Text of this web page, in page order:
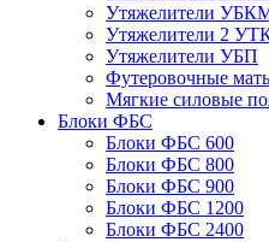
Утяжелители
Утяжелители 2
Утяжелители УБП
Футеровочные
Мягкие силовые
Блоки ФБС
Блоки ФБС 600
Блоки ФБС 800
Блоки ФБС 900
Блоки ФБС 1200
Блоки ФБС 2400